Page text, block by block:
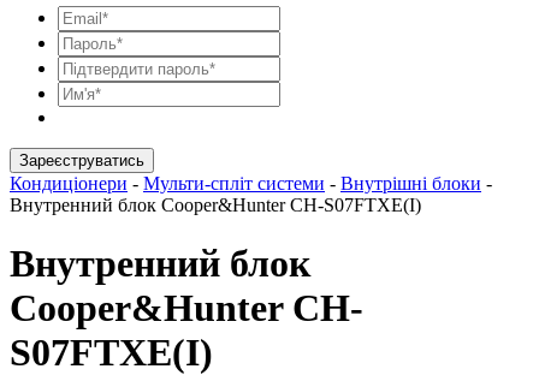
Зареєструватись
Кондиціонери - Мульти-спліт системи - Внутрішні блоки -
Внутренний блок Cooper&Hunter CH-S07FTXE(I)
Внутренний блок
Cooper&Hunter CH-
S07FTXE(I)